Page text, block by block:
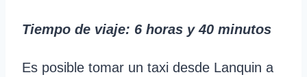
Tiempo de viaje: 6 horas y 40 minutos
Es posible tomar un taxi desde Lanquin a